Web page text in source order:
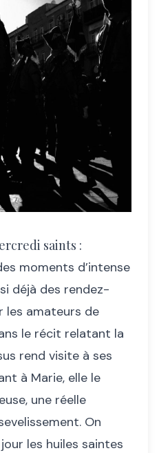
saints :
moments d’intense
déjà des rendez-
les amateurs de
le récit relatant la
rend visite à ses
à Marie, elle le
une réelle
On
les huiles saintes